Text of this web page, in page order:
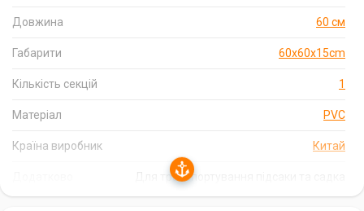
Зручність перенесення
Shimano Net Bag Double 60x60x15cm оснащена знімним
м'якою накладкою на липучці. Це забезпечує максимальний
завантажена.
Характеристики:
Довжина 60 см
Габарити 60x60x15cm
Кількість секцій 1
Матеріал PVC
Країна виробник Китай
Для транспортування підсаки та садка